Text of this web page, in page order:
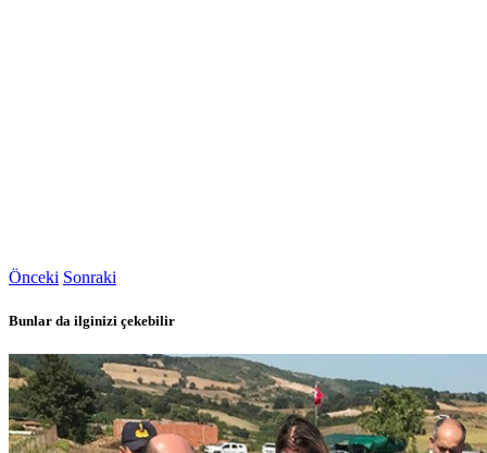
Önceki Sonraki
Bunlar da ilginizi çekebilir